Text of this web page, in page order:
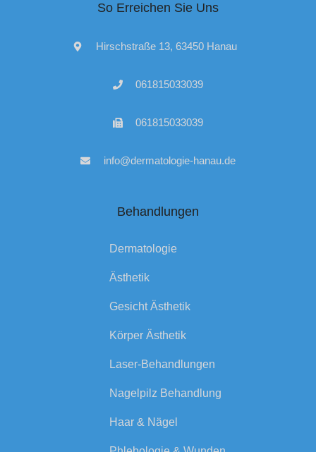
So Erreichen Sie Uns
Hirschstraße 13, 63450 Hanau
061815033039
061815033039
info@dermatologie-hanau.de
Behandlungen
Dermatologie
Ästhetik
Gesicht Ästhetik
Körper Ästhetik
Laser-Behandlungen
Nagelpilz Behandlung
Haar & Nägel